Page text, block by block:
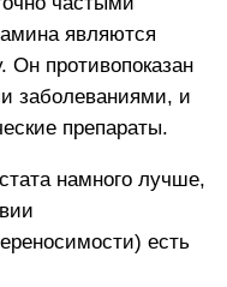
являются
Он противопоказан
заболеваниями, и
препараты.
намного лучше,
есть